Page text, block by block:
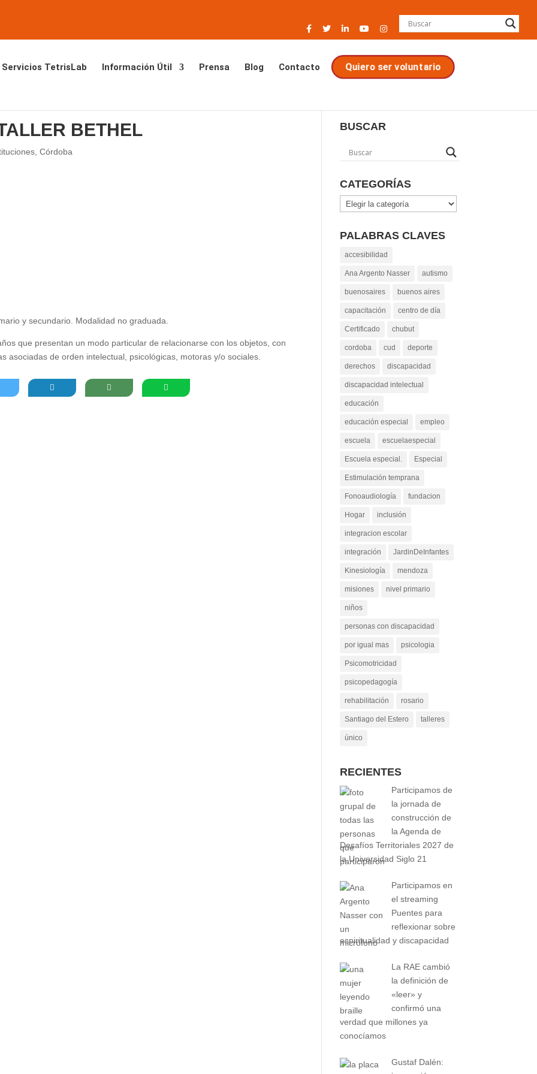
Servicios TetrisLab Información Útil Prensa Blog Contacto Quiero ser voluntario
BETHEL
,Córdoba
y secundario. Modalidad no graduada.
que presentan un modo particular de relacionarse con los objetos, con
asociadas de orden intelectual, psicológicas, motoras y/o sociales.
BUSCAR
CATEGORÍAS
Categorías
PALABRAS CLAVES
accesibilidad
Ana Argento Nasser autismo
buenosaires buenos aires
capacitación centro de día
Certificado chubut
cordoba cud deporte
derechos discapacidad
discapacidad intelectual
educación
educación especial empleo
escuela escuelaespecial
Escuela especial. Especial
Estimulación temprana
Fonoaudiología fundacion
Hogar inclusión
integracion escolar
integración JardinDeInfantes
Kinesiología mendoza
misiones nivel primario
niños
personas con discapacidad
por igual mas psicologia
Psicomotricidad
psicopedagogía
rehabilitación rosario
Santiago del Estero talleres
único
RECIENTES
Participamos de
la jornada de
construcción de
la Agenda de
Desafíos Territoriales 2027 de
la Universidad Siglo 21
Participamos en
el streaming
Puentes para
reflexionar sobre
espiritualidad y discapacidad
La RAE cambió
la definición de
«leer» y
confirmó una
verdad que millones ya
conocíamos
Gustaf Dalén: